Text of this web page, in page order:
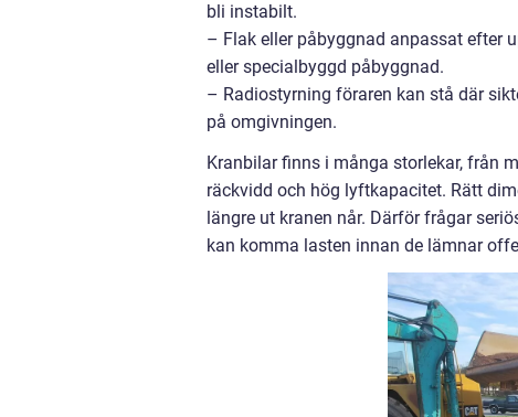
bli instabilt.
– Flak eller påbyggnad anpassat efter
eller specialbyggd påbyggnad.
– Radiostyrning föraren kan stå där
på omgivningen.
Kranbilar finns i många storlekar, från
räckvidd och hög lyftkapacitet. Rätt
längre ut kranen når. Därför frågar
kan komma lasten innan de lämnar